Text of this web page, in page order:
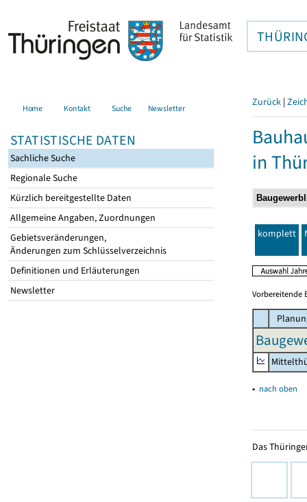
Home Kontakt Suche Newsletter
STATISTISCHE DATEN
Sachliche Suche
Regionale Suche
Kürzlich bereitgestellte Daten
Allgemeine Angaben, Zuordnungen
Gebietsveränderungen,
Änderungen zum Schlüsselverzeichnis
Definitionen und Erläuterungen
Newsletter
Zurück |
in
komplett
Vorbereitende
▴ nach oben
Das